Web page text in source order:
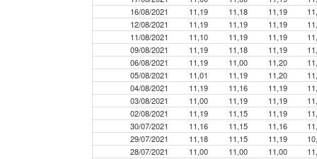
16/08/2021
11,19 11,18 11,19
12/08/2021
11,19 11,19 11,19
11/08/2021
11,10 11,19 11,19
09/08/2021
11,19 11,18 11,19
06/08/2021
11,19 11,00 11,20
05/08/2021
11,01 11,19 11,20
04/08/2021
11,19 11,16 11,19
03/08/2021
11,00 11,19 11,19
02/08/2021
11,19 11,15 11,19
30/07/2021
11,16 11,15 11,16
29/07/2021
11,18 11,15 11,19
28/07/2021
11,00 11,00 11,00